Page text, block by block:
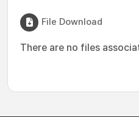
File Download
There are no files